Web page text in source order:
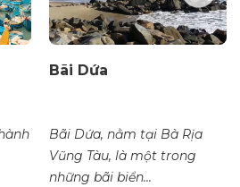
Bãi Dứa
Bãi Dứa, nằm tại Bà Rịa
Vũng Tàu, là một trong
những bãi biển...